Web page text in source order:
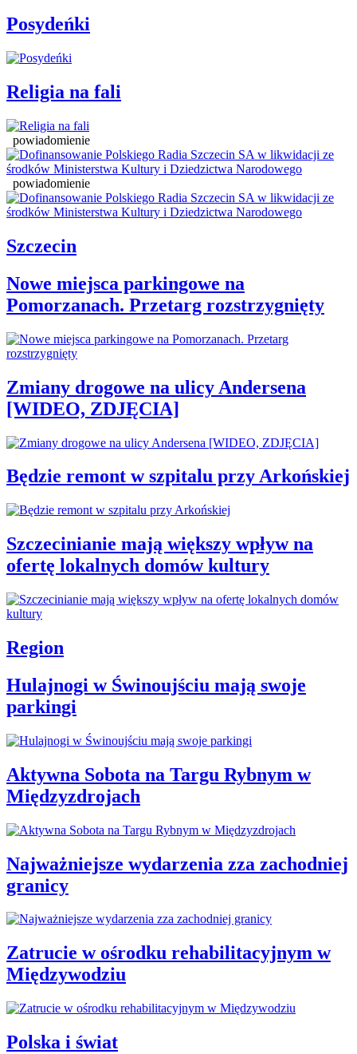
Posydeńki
Religia na fali
powiadomienie
powiadomienie
Szczecin
Nowe miejsca parkingowe na
Pomorzanach. Przetarg rozstrzygnięty
Zmiany drogowe na ulicy Andersena
[WIDEO, ZDJĘCIA]
Będzie remont w szpitalu przy Arkońskiej
Szczecinianie mają większy wpływ na
ofertę lokalnych domów kultury
Region
Hulajnogi w Świnoujściu mają swoje
parkingi
Aktywna Sobota na Targu Rybnym w
Międzyzdrojach
Najważniejsze wydarzenia zza zachodniej
granicy
Zatrucie w ośrodku rehabilitacyjnym w
Międzywodziu
Polska i świat